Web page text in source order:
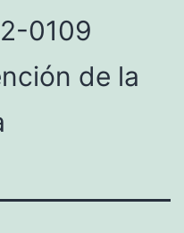
0109
de la